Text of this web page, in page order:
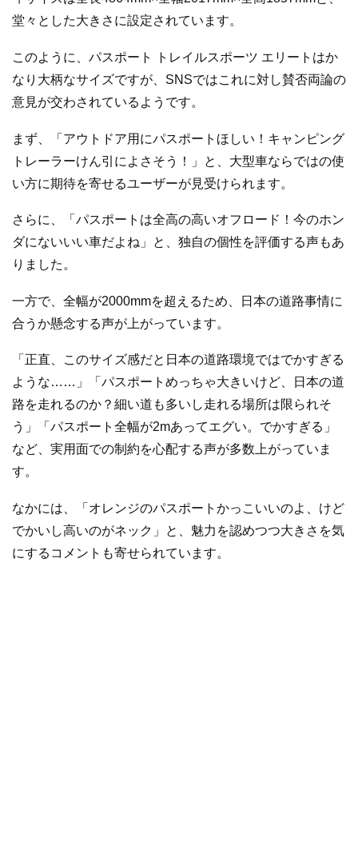
堂々とした大きさに設定されています。
このように、パスポート トレイルスポーツ エリートはか
なり大柄なサイズですが、SNSではこれに対し賛否両論の
意見が交わされているようです。
まず、「アウトドア用にパスポートほしい！キャンピング
トレーラーけん引によさそう！」と、大型車ならではの使
い方に期待を寄せるユーザーが見受けられます。
さらに、「パスポートは全高の高いオフロード！今のホン
ダにないいい車だよね」と、独自の個性を評価する声もあ
りました。
一方で、全幅が2000mmを超えるため、日本の道路事情に
合うか懸念する声が上がっています。
「正直、このサイズ感だと日本の道路環境ではでかすぎる
ような……」「パスポートめっちゃ大きいけど、日本の道
路を走れるのか？細い道も多いし走れる場所は限られそ
う」「パスポート全幅が2mあってエグい。でかすぎる」
など、実用面での制約を心配する声が多数上がっていま
す。
なかには、「オレンジのパスポートかっこいいのよ、けど
でかいし高いのがネック」と、魅力を認めつつ大きさを気
にするコメントも寄せられています。